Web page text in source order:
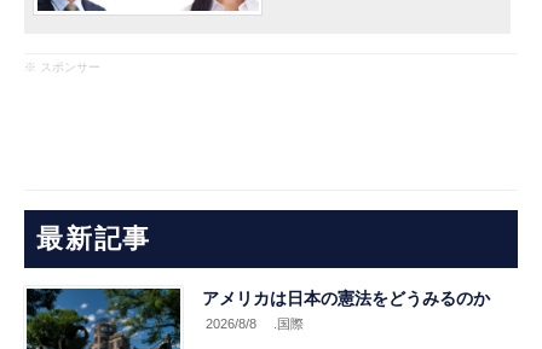
※ スポンサー
最新記事
アメリカは日本の憲法をどうみるのか
2026/8/8 .国際